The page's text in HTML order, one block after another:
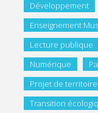
Développement
Enseignement
Lecture publique
Numérique
Projet de territoire
Transition